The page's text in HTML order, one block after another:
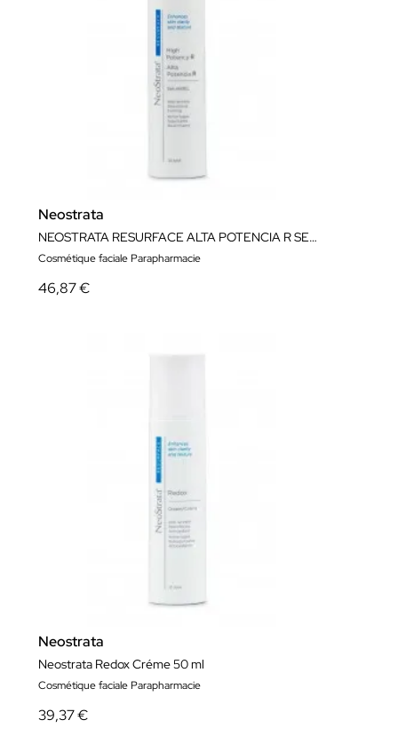
Neostrata
NEOSTRATA RESURFACE ALTA POTENCIA R SERUM GEL 50ML
Cosmétique faciale Parapharmacie
46,87 €
Neostrata
Neostrata Redox Créme 50 ml
Cosmétique faciale Parapharmacie
39,37 €